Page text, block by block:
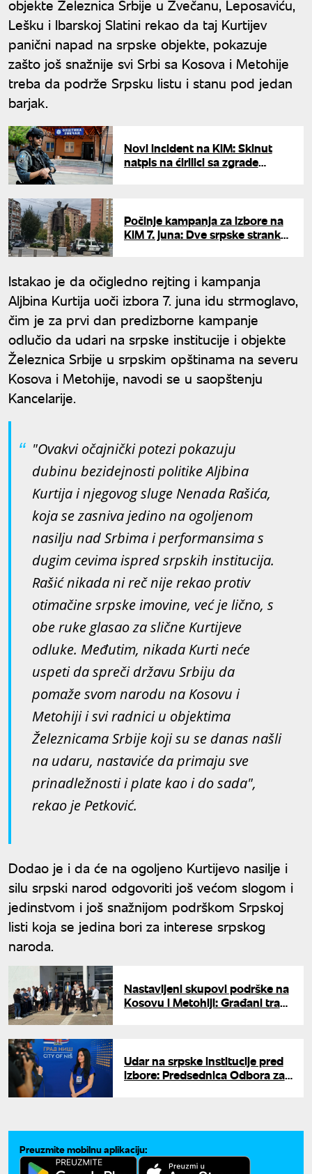
objekte Železnica Srbije u Zvečanu, Leposaviću,
Lešku i Ibarskoj Slatini rekao da taj Kurtijev
panični napad na srpske objekte, pokazuje
zašto još snažnije svi Srbi sa Kosova i Metohije
treba da podrže Srpsku listu i stanu pod jedan
barjak.
Novi incident na KiM: Skinut
natpis na ćirilici sa zgrade
Počinje kampanja za izbore na
KiM 7. juna: Dve srpske stranke
Istakao je da očigledno rejting i kampanja
Aljbina Kurtija uoči izbora 7. juna idu strmoglavo,
čim je za prvi dan predizborne kampanje
odlučio da udari na srpske institucije i objekte
Železnica Srbije u srpskim opštinama na severu
Kosova i Metohije, navodi se u saopštenju
Kancelarije.
"Ovakvi očajnički potezi pokazuju
dubinu bezidejnosti politike Aljbina
Kurtija i njegovog sluge Nenada Rašića,
koja se zasniva jedino na ogoljenom
nasilju nad Srbima i performansima s
dugim cevima ispred srpskih institucija.
Rašić nikada ni reč nije rekao protiv
otimačine srpske imovine, već je lično, s
obe ruke glasao za slične Kurtijeve
odluke. Međutim, nikada Kurti neće
uspeti da spreči državu Srbiju da
pomaže svom narodu na Kosovu i
Metohiji i svi radnici u objektima
Železnicama Srbije koji su se danas našli
na udaru, nastaviće da primaju sve
prinadležnosti i plate kao i do sada",
rekao je Petković.
Dodao je i da će na ogoljeno Kurtijevo nasilje i
silu srpski narod odgovoriti još većom slogom i
jedinstvom i još snažnijom podrškom Srpskoj
listi koja se jedina bori za interese srpskog
naroda.
Nastavljeni skupovi podrške na
Kosovu i Metohiji: Građani traže
Udar na srpske institucije pred
izbore: Predsednica Odbora za
Preuzmite mobilnu aplikaciju: